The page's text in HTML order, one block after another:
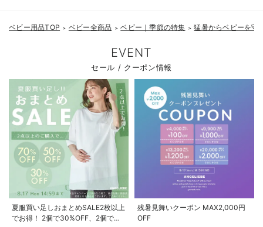
ベビー用品TOP ＞ ベビー全商品 ＞ ベビー｜季節の特集 ＞ 猛暑からベビーを守
EVENT
セール / クーポン情報
夏服買い足しおまとめSALE2枚以上
でお得！ 2個で30%OFF、2個で
残暑見舞いクーポン MAX2,000円
OFF